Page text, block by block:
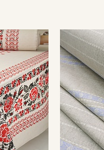
дополнительные
до 30% на узкие
тканей